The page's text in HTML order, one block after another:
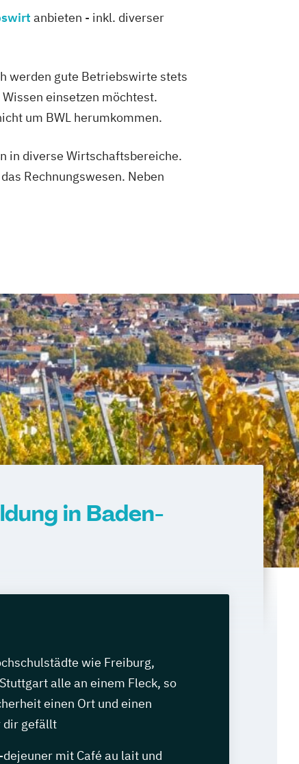
anbieten - inkl. diverser
werden gute Betriebswirte stets
einsetzen möchtest.
um BWL herumkommen.
in diverse Wirtschaftsbereiche.
Rechnungswesen. Neben
in Baden-
wie Freiburg,
alle an einem Fleck, so
einen Ort und einen
dir gefällt
mit Café au lait und